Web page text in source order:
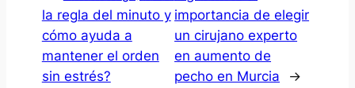
la regla del minuto y
cómo ayuda a
mantener el orden
sin estrés?
importancia de elegir
un cirujano experto
en aumento de
pecho en Murcia
→